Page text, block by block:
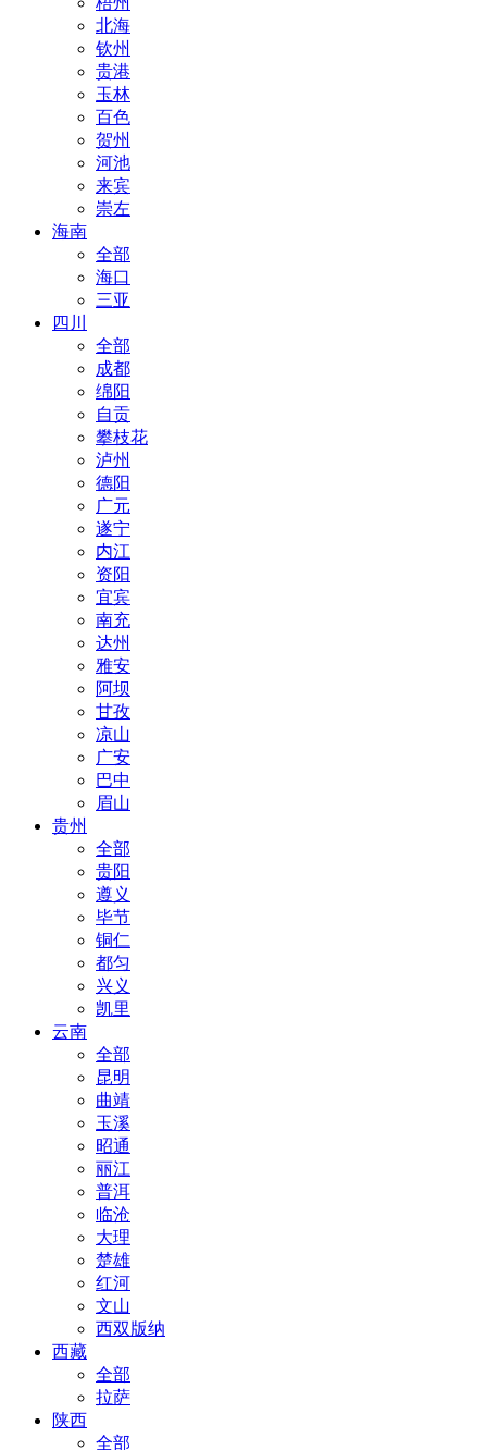
北海
钦州
贵港
玉林
百色
贺州
河池
来宾
崇左
海南
全部
海口
三亚
四川
全部
成都
绵阳
自贡
攀枝花
泸州
德阳
广元
遂宁
内江
资阳
宜宾
南充
达州
雅安
阿坝
甘孜
凉山
广安
巴中
眉山
贵州
全部
贵阳
遵义
毕节
铜仁
都匀
兴义
凯里
云南
全部
昆明
曲靖
玉溪
昭通
丽江
普洱
临沧
大理
楚雄
红河
文山
西双版纳
西藏
全部
拉萨
陕西
全部